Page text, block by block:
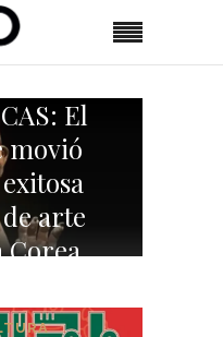
El
movió
arte
Corea